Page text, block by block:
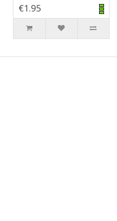
€1.95